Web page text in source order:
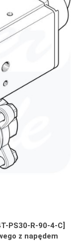
PS30-R-90-4-C]
z napędem